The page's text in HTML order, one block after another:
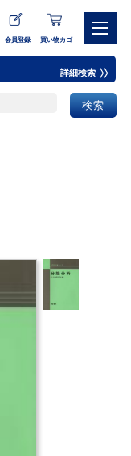
会員登録 買い物カゴ
詳細検索